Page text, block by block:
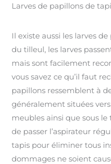
Larves de papillons de
Il existe aussi les larves
du tilleul, les larves
mais sont facilement
vous savez ce qu’il faut
papillons ressemblent à
généralement situées
meubles ainsi que sous
de passer l’aspirateur
tapis pour éliminer tous
dommages ne soient